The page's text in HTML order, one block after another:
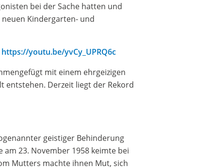
bei der Sache hatten und
Kindergarten- und
https://youtu.be/yvCy_UPRQ6c
mit einem ehrgeizigen
entstehen. Derzeit liegt der Rekord
geistiger Behinderung
23. November 1958 keimte bei
Mutters machte ihnen Mut, sich